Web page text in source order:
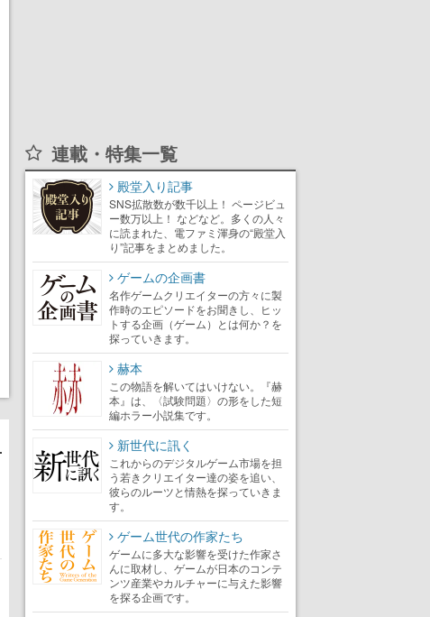
連載・特集一覧
殿堂入り記事
SNS拡散数が数千以上！ ページビュ
ー数万以上！ などなど。多くの人々
に読まれた、電ファミ渾身の“殿堂入
り”記事をまとめました。
ゲームの企画書
名作ゲームクリエイターの方々に製
作時のエピソードをお聞きし、ヒッ
トする企画（ゲーム）とは何か？を
探っていきます。
赫本
この物語を解いてはいけない。『赫
本』は、〈試験問題〉の形をした短
編ホラー小説集です。
新世代に訊く
これからのデジタルゲーム市場を担
う若きクリエイター達の姿を追い、
彼らのルーツと情熱を探っていきま
す。
ゲーム世代の作家たち
ゲームに多大な影響を受けた作家さ
んに取材し、ゲームが日本のコンテ
ンツ産業やカルチャーに与えた影響
を探る企画です。